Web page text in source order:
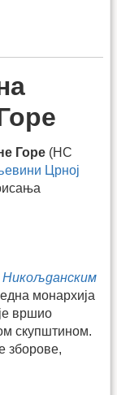
Горе (НС
Црној
Никољданским
монархија
вршио
скупштином.
зборове,